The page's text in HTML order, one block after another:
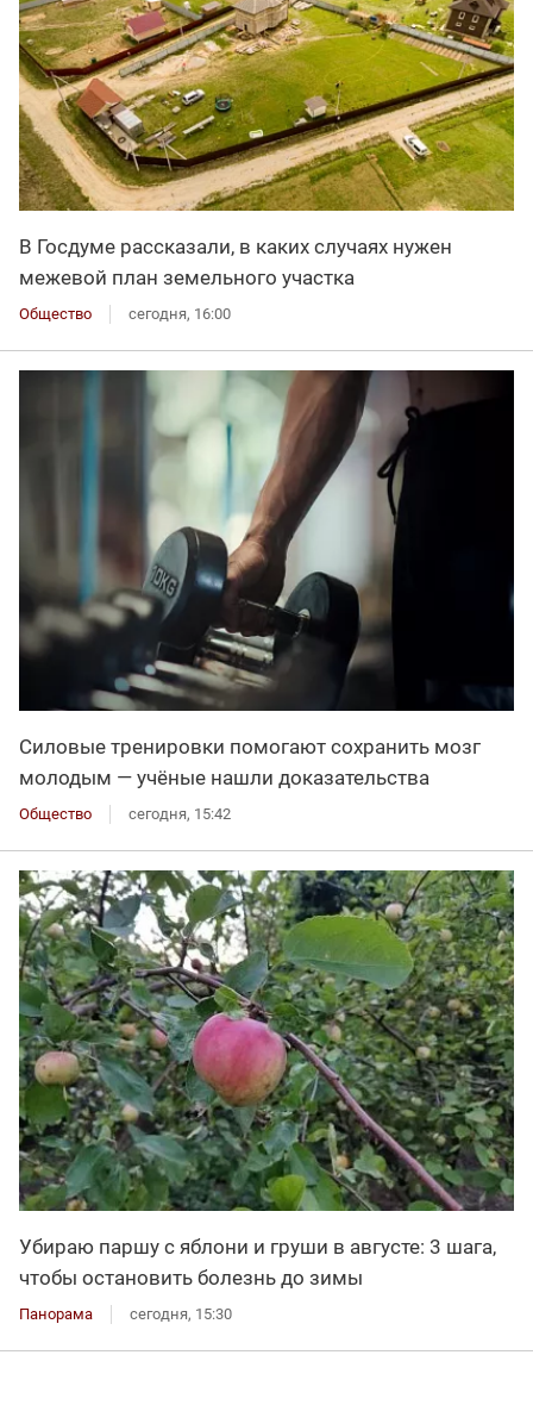
В Госдуме рассказали, в каких случаях нужен
межевой план земельного участка
Общество сегодня, 16:00
Силовые тренировки помогают сохранить мозг
молодым — учёные нашли доказательства
Общество сегодня, 15:42
Убираю паршу с яблони и груши в августе: 3 шага,
чтобы остановить болезнь до зимы
Панорама сегодня, 15:30